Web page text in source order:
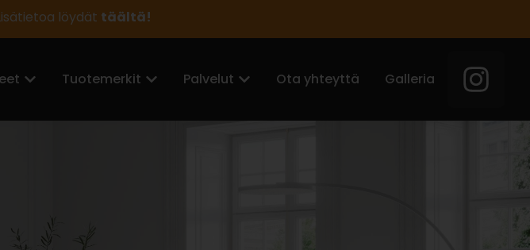
löydät täältä!
Tuotemerkit Palvelut Ota yhteyttä Galleria